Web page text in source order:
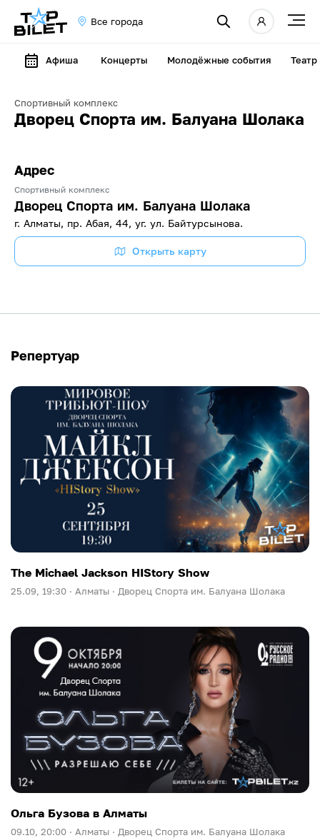
Все города
Афиша Концерты Молодёжные события Театр
Спортивный комплекс
Дворец Спорта им. Балуана Шолака
Адрес
Спортивный комплекс
Дворец Спорта им. Балуана Шолака
г. Алматы, пр. Абая, 44, уг. ул. Байтурсынова.
Открыть карту
Репертуар
The Michael Jackson HIStory Show
25.09, 19:30 · Алматы · Дворец Спорта им. Балуана Шолака
Ольга Бузова в Алматы
09.10, 20:00 · Алматы · Дворец Спорта им. Балуана Шолака